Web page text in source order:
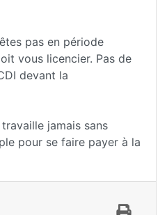
pas en période
vous licencier. Pas de
devant la
jamais sans
pour se faire payer à la